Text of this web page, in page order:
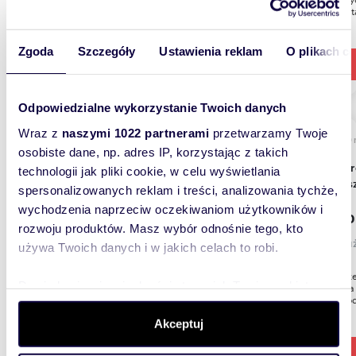
Zgoda Szczegóły Ustawienia reklam O plikach
Odpowiedzialne wykorzystanie Twoich danych
Wraz z naszymi 1022 partnerami przetwarzamy Twoje
osobiste dane, np. adres IP, korzystając z takich
technologii jak pliki cookie, w celu wyświetlania
spersonalizowanych reklam i treści, analizowania tychże,
wychodzenia naprzeciw oczekiwaniom użytkowników i
rozwoju produktów. Masz wybór odnośnie tego, kto
używa Twoich danych i w jakich celach to robi.
dane są przetwarzane oraz ustaw własne preferencje w
. W Deklaracji plików cookie możesz
zmienić lub wycofać swoją zgodę w dowolnej chwili.
Akceptuj
1200
2
lokal
Na
biurowa